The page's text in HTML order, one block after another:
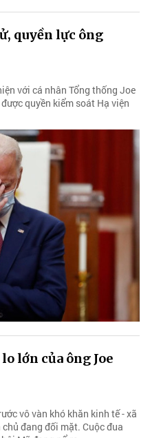
quyền lực ông
với cá nhân Tổng thống Joe
quyền kiểm soát Hạ viện
lớn của ông Joe
vô vàn khó khăn kinh tế - xã
đang đối mặt. Cuộc đua